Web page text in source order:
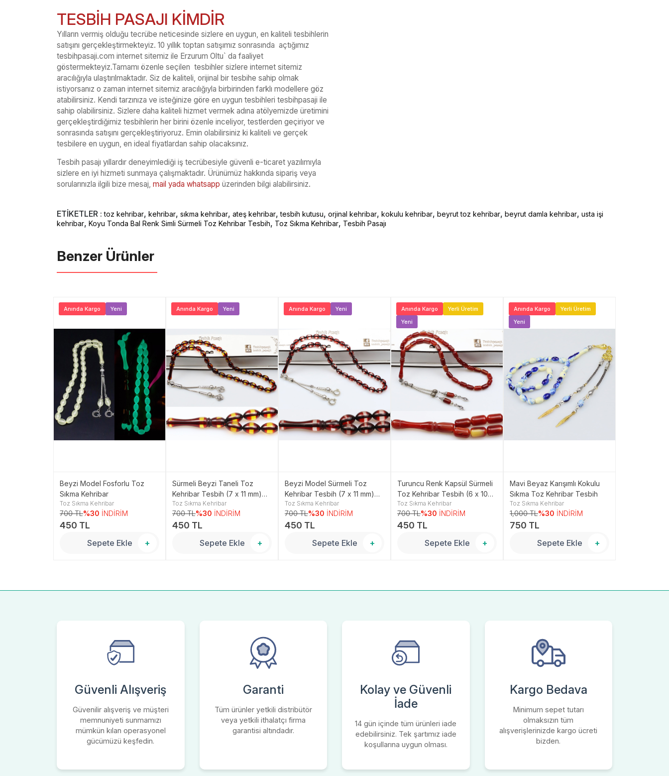
TESBİH PASAJI KİMDİR
Yılların vermiş olduğu tecrübe neticesinde sizlere en uygun, en kaliteli tesbihlerin
satışını gerçekleştirmekteyiz. 10 yıllık toptan satışımız sonrasında açtığımız
tesbihpasaji.com internet sitemiz ile Erzurum Oltu` da faaliyet
göstermekteyiz.Tamamı özenle seçilen tesbihler sizlere internet sitemiz
aracılığıyla ulaştırılmaktadır. Siz de kaliteli, orijinal bir tesbihe sahip olmak
istiyorsanız o zaman internet sitemiz aracılığıyla birbirinden farklı modellere göz
atabilirsiniz. Kendi tarzınıza ve isteğinize göre en uygun tesbihleri tesbihpasaji ile
sahip olabilirsiniz. Sizlere daha kaliteli hizmet vermek adına atölyemizde üretimini
gerçekleştirdiğimiz tesbihlerin her birini özenle inceliyor, testlerden geçiriyor ve
sonrasında satışını gerçekleştiriyoruz. Emin olabilirsiniz ki kaliteli ve gerçek
tesbilere en uygun, en ideal fiyatlardan sahip olacaksınız.
Tesbih pasajı yıllardır deneyimlediği iş tecrübesiyle güvenli e-ticaret yazılımıyla
sizlere en iyi hizmeti sunmaya çalışmaktadır. Ürünümüz hakkında sipariş veya
sorularınızla ilgili bize mesaj, mail yada whatsapp üzerinden bilgi alabilirsiniz.
ETİKETLER :toz kehribar, kehribar, sıkma kehribar, ateş kehribar,tesbih kutusu, orjinal kehribar, kokulu kehribar, beyrut toz kehribar, beyrut damla kehribar, usta işi
kehribar, Koyu Tonda Bal Renk Simli Sürmeli Toz Kehribar Tesbih, Toz Sıkma Kehribar, Tesbih Pasajı
Benzer Ürünler ️
Anında Kargo Yeni
Beyzi Model Fosforlu Toz
Sıkma Kehribar
Toz Sıkma Kehribar
700 TL%30 İNDİRİM
450 TL
Sepete Ekle +
Anında Kargo Yeni
Sürmeli Beyzi Taneli Toz
Kehribar Tesbih (7 x 11 mm)
TP001508
Toz Sıkma Kehribar
700 TL%30 İNDİRİM
450 TL
Sepete Ekle +
Anında Kargo Yeni
Beyzi Model Sürmeli Toz
Kehribar Tesbih (7 x 11 mm)
TP001513
Toz Sıkma Kehribar
700 TL%30 İNDİRİM
450 TL
Sepete Ekle +
Anında Kargo
Yerli Üretim
Yeni
Turuncu Renk Kapsül Sürmeli
Toz Kehribar Tesbih (6 x 10
mm) TP001499
Toz Sıkma Kehribar
700 TL%30 İNDİRİM
450 TL
Sepete Ekle +
Anında Kargo
Yerli Üretim
Yeni
Mavi Beyaz Karışımlı Kokulu
Sıkma Toz Kehribar Tesbih
Toz Sıkma Kehribar
1,000 TL%30 İNDİRİM
750 TL
Sepete Ekle +
Güvenli Alışveriş
Güvenilir alışveriş ve müşteri
memnuniyeti sunmamızı
mümkün kılan operasyonel
gücümüzü keşfedin.
Garanti
Tüm ürünler yetkili distribütör
veya yetkili ithalatçı firma
garantisi altındadır.
Kolay ve Güvenli
İade
14 gün içinde tüm ürünleri iade
edebilirsiniz. Tek şartımız iade
koşullarına uygun olması.
Kargo Bedava
Minimum sepet tutarı
olmaksızın tüm
alışverişlerinizde kargo ücreti
bizden.